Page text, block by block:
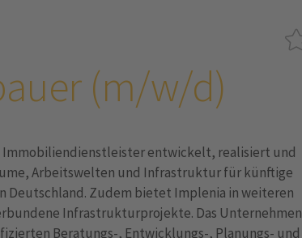
(m/w/d)
Immobiliendienstleister entwickelt, realisiert und
Arbeitswelten und Infrastruktur für künftige
Deutschland. Zudem bietet Implenia in weiteren
Infrastrukturprojekte. Das Unternehmen
Beratungs-, Entwicklungs-, Planungs- und